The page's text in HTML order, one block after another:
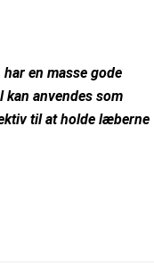
en masse gode
anvendes som
til at holde læberne